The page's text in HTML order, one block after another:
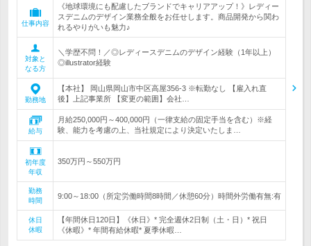
仕事内容
《地球環境にも配慮したブランドでキャリアアップ！》レディー
スデニムのデザイン業務全般をお任せします。商品開発から関わ
れるやりがいも魅力♪
対象と
なる方
＼学歴不問！／◎レディースデニムのデザイン経験（1年以上）
◎illustrator経験
勤務地
【本社】 岡山県岡山市中区高屋356-3 ※転勤なし 【雇入れ直
後】上記事業所 【変更の範囲】会社…
給与
月給250,000円～400,000円（一律支給の固定手当を含む）※経
験、能力を考慮の上、当社規定により決定いたしま…
初年度
年収
350万円～550万円
勤務
時間
9:00～18:00（所定労働時間8時間／休憩60分）時間外労働有無:有
休日
休暇
【年間休日120日】《休日》* 完全週休2日制（土・日）* 祝日
《休暇》* 年間有給休暇* 夏季休暇…